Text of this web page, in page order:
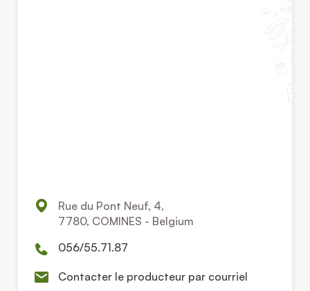
Rue du Pont Neuf, 4,
7780, COMINES - Belgium
056/55.71.87
Contacter le producteur par courriel